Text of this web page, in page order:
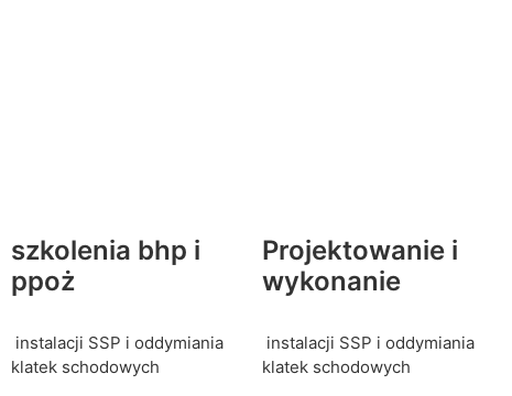
szkolenia bhp i
ppoż
instalacji SSP i oddymiania
klatek schodowych
Projektowanie i
wykonanie
instalacji SSP i oddymiania
klatek schodowych